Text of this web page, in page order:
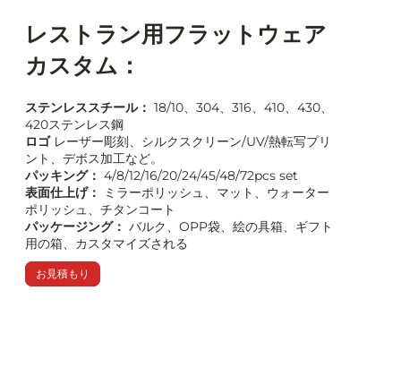
レストラン用フラットウェア
カスタム：
ステンレススチール： 18/10、304、316、410、430、
420ステンレス鋼
ロゴレーザー彫刻、シルクスクリーン/UV/熱転写プリ
ント、デボス加工など。
パッキング： 4/8/12/16/20/24/45/48/72pcs set
表面仕上げ：
ミラーポリッシュ、マット、ウォーター
ポリッシュ、チタンコート
パッケージング： バルク、OPP袋、絵の具箱、ギフト
用の箱、カスタマイズされる
お見積もり